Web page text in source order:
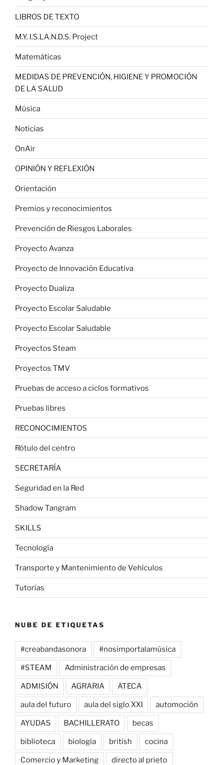
LIBROS DE TEXTO
M.Y. I.S.LA.N.D.S. Project
Matemáticas
MEDIDAS DE PREVENCIÓN, HIGIENE Y PROMOCIÓN
DE LA SALUD
Música
Noticias
OnAir
OPINIÓN Y REFLEXIÓN
Orientación
Premios y reconocimientos
Prevención de Riesgos Laborales
Proyecto Avanza
Proyecto de Innovación Educativa
Proyecto Dualiza
Proyecto Escolar Saludable
Proyecto Escolar Saludable
Proyectos Steam
Proyectos TMV
Pruebas de acceso a ciclos formativos
Pruebas libres
RECONOCIMIENTOS
Rótulo del centro
SECRETARÍA
Seguridad en la Red
Shadow Tangram
SKILLS
Tecnología
Transporte y Mantenimiento de Vehículos
Tutorías
NUBE DE ETIQUETAS
#creabandasonora #nosimportalamúsica
#STEAM Administración de empresas
ADMISIÓN AGRARIA ATECA
aula del futuro aula del siglo XXI automoción
AYUDAS BACHILLERATO becas
biblioteca biología british cocina
Comercio y Marketing directo al prieto